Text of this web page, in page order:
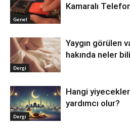
Genel
Kamaralı
Dergi
Yaygın görülen
hakında neler
Dergi
Hangi
yardımcı olur?